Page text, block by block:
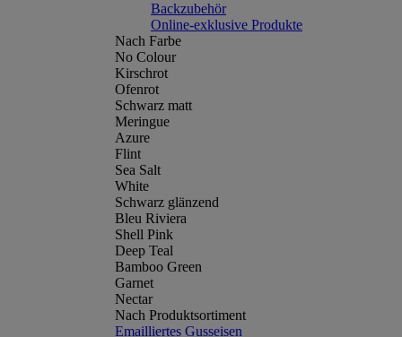
Backzubehör
Online-exklusive Produkte
Nach Farbe
No Colour
Kirschrot
Ofenrot
Schwarz matt
Meringue
Azure
Flint
Sea Salt
White
Schwarz glänzend
Bleu Riviera
Shell Pink
Deep Teal
Bamboo Green
Garnet
Nectar
Nach Produktsortiment
Emailliertes Gusseisen